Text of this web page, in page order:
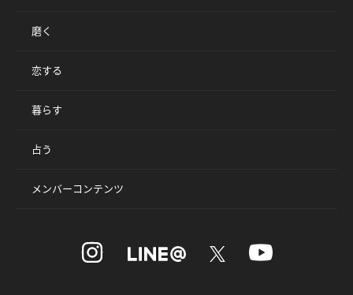
磨く
恋する
暮らす
占う
メンバーコンテンツ